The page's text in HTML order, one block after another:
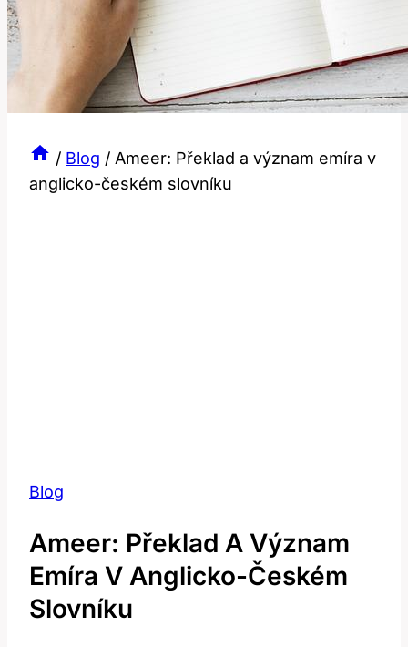
/ Blog / Ameer: Překlad a význam emíra v
anglicko-českém slovníku
Blog
Ameer: Překlad A Význam
Emíra V Anglicko-Českém
Slovníku